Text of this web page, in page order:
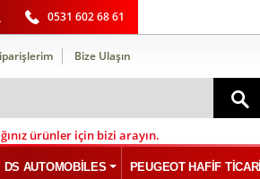
0531 602 68 61
Bize Ulaşın
ürünler için bizi arayın.
DS AUTOMOBİLES PEUGEOT HAFİF TİCARİ